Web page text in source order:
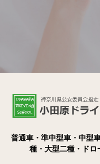
普通車・準中型車・中型
種・大型二種・ドロ